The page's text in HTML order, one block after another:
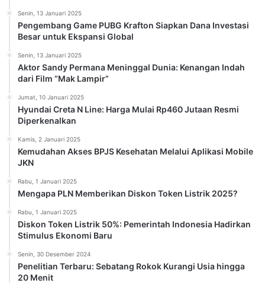
Senin, 13 Januari 2025
Pengembang Game PUBG Krafton Siapkan Dana Investasi
Besar untuk Ekspansi Global
Senin, 13 Januari 2025
Aktor Sandy Permana Meninggal Dunia: Kenangan Indah
dari Film “Mak Lampir”
Jumat, 10 Januari 2025
Hyundai Creta N Line: Harga Mulai Rp460 Jutaan Resmi
Diperkenalkan
Kamis, 2 Januari 2025
Kemudahan Akses BPJS Kesehatan Melalui Aplikasi Mobile
JKN
Rabu, 1 Januari 2025
Mengapa PLN Memberikan Diskon Token Listrik 2025?
Rabu, 1 Januari 2025
Diskon Token Listrik 50%: Pemerintah Indonesia Hadirkan
Stimulus Ekonomi Baru
Senin, 30 Desember 2024
Penelitian Terbaru: Sebatang Rokok Kurangi Usia hingga
20 Menit